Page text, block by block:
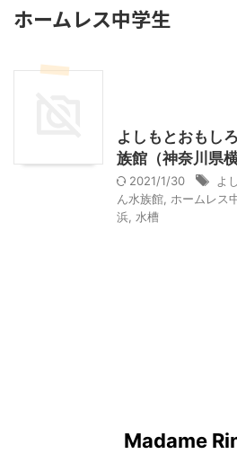
ホームレス中学生
よしもとおもし
族館（神奈川県横
2021/1/30
よ
ん水族館 ホームレス
浜 水槽
Madame